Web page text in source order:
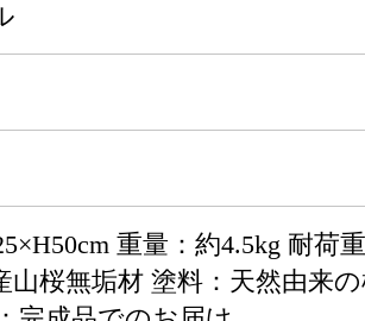
重量：約4.5kg 耐荷
山桜無垢材 塗料：天然由